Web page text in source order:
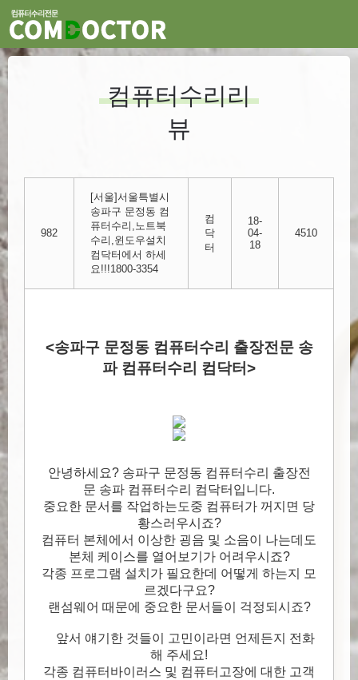
컴퓨터수리리
뷰
982
[서울]서울특별시
송파구 문정동 컴
퓨터수리,노트북
수리,윈도우설치
컴닥터에서 하세
요!!!1800-3354
컴
닥
터
18-
04-
18
4510
<송파구 문정동 컴퓨터수리 출장전문 송
파 컴퓨터수리 컴닥터>
안녕하세요? 송파구 문정동 컴퓨터수리 출장전
문 송파 컴퓨터수리 컴닥터입니다.
중요한 문서를 작업하는도중 컴퓨터가 꺼지면 당
황스러우시죠?
컴퓨터 본체에서 이상한 굉음 및 소음이 나는데도
본체 케이스를 열어보기가 어려우시죠?
각종 프로그램 설치가 필요한데 어떻게 하는지 모
르겠다구요?
랜섬웨어 때문에 중요한 문서들이 걱정되시죠?
앞서 얘기한 것들이 고민이라면 언제든지 전화
해 주세요!
각종 컴퓨터바이러스 및 컴퓨터고장에 대한 고객